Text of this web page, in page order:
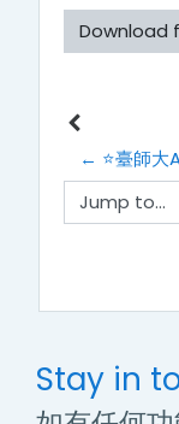
Download
← ⭐臺師大
Jump to...
Stay in